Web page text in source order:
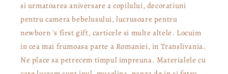
si urmatoarea aniversare a copilului, decoratiuni
pentru camera bebelusului, lucrusoare pentru
newborn 's first gift, carticele si multe altele. Locuim
in cea mai frumoasa parte a Romaniei, in Translivania.
Ne place sa petrecem timpul impreuna. Materialele cu